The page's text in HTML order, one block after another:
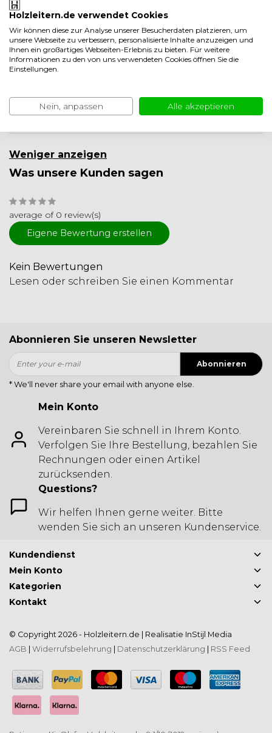
5 Jahre garantie
Auf Vergleichsliste setzen
Eigenschaften
Weniger anzeigen
Was unsere Kunden sagen
average of 0 review(s)
Eigene Bewertung erstellen
Kein Bewertungen
Lesen oder schreiben Sie einen Kommentar
Abonnieren Sie unseren Newsletter
Abonnieren
* We'll never share your email with anyone else.
Mein Konto
Vereinbaren Sie schnell in Ihrem Konto.
Verfolgen Sie Ihre Bestellung, bezahlen Sie
Rechnungen oder einen Artikel
zurücksenden.
Questions?
Wir helfen Ihnen gerne weiter. Bitte
wenden Sie sich an unseren Kundenservice.
Kundendienst
Mein Konto
Kategorien
Kontakt
© Copyright 2026 - Holzleitern.de | Realisatie InStijl Media
AGB
Widerrufsbelehrung Datenschutzerklärung RSS Feed
Holzleitern.de verwendet Cookies
Wir können diese zur Analyse unserer Besucherdaten platzieren, um
unsere Webseite zu verbessern, personalisierte Inhalte anzuzeigen und
Ihnen ein großartiges Webseiten-Erlebnis zu bieten. Für weitere
Informationen zu den von uns verwendeten Cookies öffnen Sie die
Einstellungen.
Nein, anpassen Alle akzeptieren